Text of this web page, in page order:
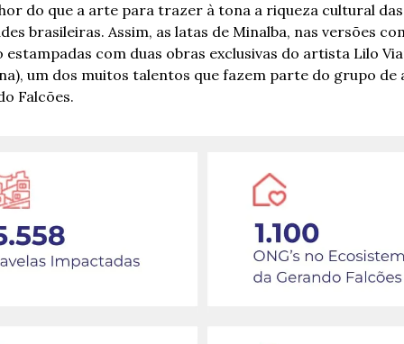
do que a arte para trazer à tona a riqueza cultural das
brasileiras. Assim, as latas de Minalba, nas versões
estampadas com duas obras exclusivas do artista Lilo
um dos muitos talentos que fazem parte do grupo de
Falcões.